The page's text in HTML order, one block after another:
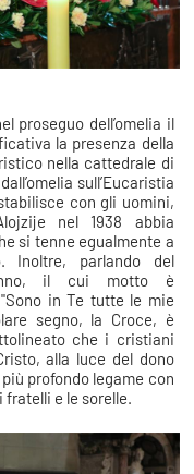
proseguo dell’omelia il
la presenza della
nella cattedrale di
sull’Eucaristia
con gli uomini,
nel 1938 abbia
si tenne egualmente a
Inoltre, parlando del
il cui motto è
in Te tutte le mie
segno, la Croce, è
che i cristiani
alla luce del dono
profondo legame con
fratelli e le sorelle.